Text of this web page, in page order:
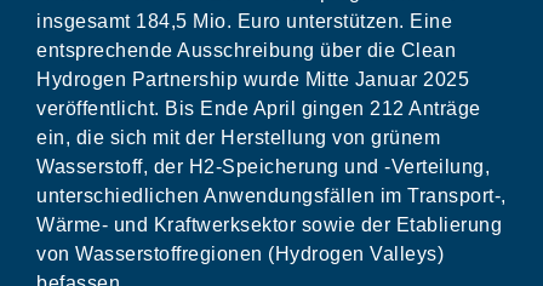
insgesamt 184,5 Mio. Euro unterstützen. Eine
entsprechende Ausschreibung über die Clean
Hydrogen Partnership wurde Mitte Januar 2025
veröffentlicht. Bis Ende April gingen 212 Anträge
ein, die sich mit der Herstellung von grünem
Wasserstoff, der H2-Speicherung und -Verteilung,
unterschiedlichen Anwendungsfällen im Transport-,
Wärme- und Kraftwerksektor sowie der Etablierung
von Wasserstoffregionen (Hydrogen Valleys)